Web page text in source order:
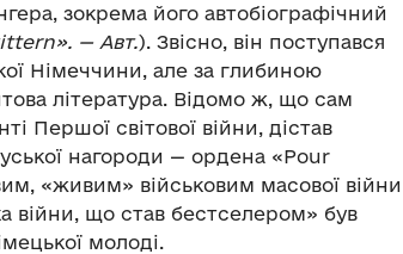
зокрема його автобіографічний
— Авт.). Звісно, він поступався
Німеччини, але за глибиною
література. Відомо ж, що сам
Першої світової війни, дістав
нагороди — ордена «Pour
«живим» військовим масової війни
війни, що став бестселером» був
молоді.